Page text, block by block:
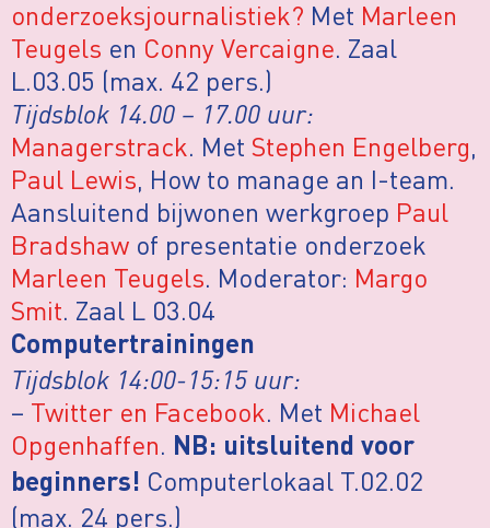
onderzoeksjournalistiek? Met Marleen
Teugels en Conny Vercaigne. Zaal
L.03.05 (max. 42 pers.)
Tijdsblok 14.00 – 17.00 uur:
Managerstrack. Met Stephen Engelberg,
Paul Lewis, How to manage an I-team.
Aansluitend bijwonen werkgroep Paul
Bradshaw of presentatie onderzoek
Marleen Teugels. Moderator: Margo
Smit. Zaal L 03.04
Computertrainingen
Tijdsblok 14:00-15:15 uur:
– Twitter en Facebook. Met Michael
Opgenhaffen. NB: uitsluitend voor
beginners! Computerlokaal T.02.02
(max. 24 pers.)